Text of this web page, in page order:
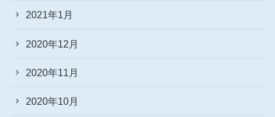
2021年1月
2020年12月
2020年11月
2020年10月